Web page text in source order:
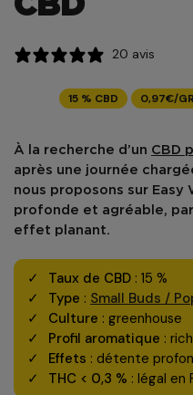
CBD
20 avis
15 % CBD 0,97€/GR
À la recherche d’un CBD
après une journée
nous proposons sur Easy
profonde et agréable,
effet planant.
Taux de CBD : 15 %
Type : Small Buds /
Culture : greenhouse
Profil aromatique :
Effets : détente
THC < 0,3 % : légal en